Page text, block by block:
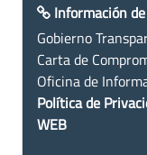
Información
Gobierno
Carta de
Oficina de
Política de
WEB